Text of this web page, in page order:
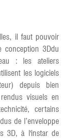
il faut pouvoir
conception 3Ddu
: les ateliers
les logiciels
depuis bien
visuels en
certains
de l’enveloppe
3D, à l'instar de